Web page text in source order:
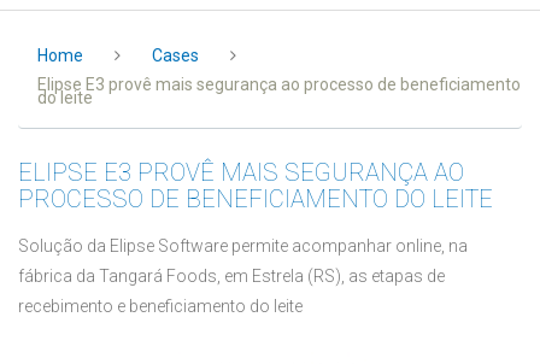
Home
Cases
Elipse E3 provê mais segurança ao processo de beneficiamento
do leite
ELIPSE E3 PROVÊ MAIS SEGURANÇA AO
PROCESSO DE BENEFICIAMENTO DO LEITE
Solução da Elipse Software permite acompanhar online, na
fábrica da Tangará Foods, em Estrela (RS), as etapas de
recebimento e beneficiamento do leite